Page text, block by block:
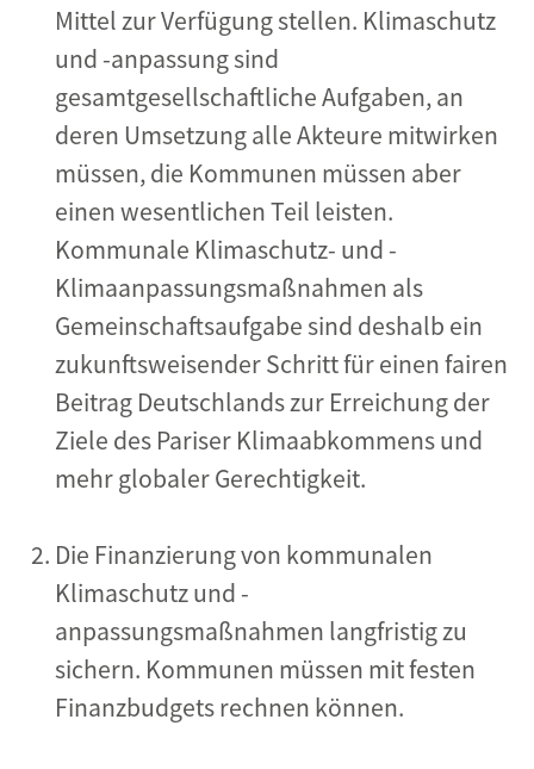
Mittel zur Verfügung stellen. Klimaschutz
und -anpassung sind
gesamtgesellschaftliche Aufgaben, an
deren Umsetzung alle Akteure mitwirken
müssen, die Kommunen müssen aber
einen wesentlichen Teil leisten.
Kommunale Klimaschutz- und -
Klimaanpassungsmaßnahmen als
Gemeinschaftsaufgabe sind deshalb ein
zukunftsweisender Schritt für einen fairen
Beitrag Deutschlands zur Erreichung der
Ziele des Pariser Klimaabkommens und
mehr globaler Gerechtigkeit.
Die Finanzierung von kommunalen
Klimaschutz und -
anpassungsmaßnahmen langfristig zu
sichern. Kommunen müssen mit festen
Finanzbudgets rechnen können.